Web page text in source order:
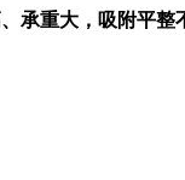
承重大，吸附平整